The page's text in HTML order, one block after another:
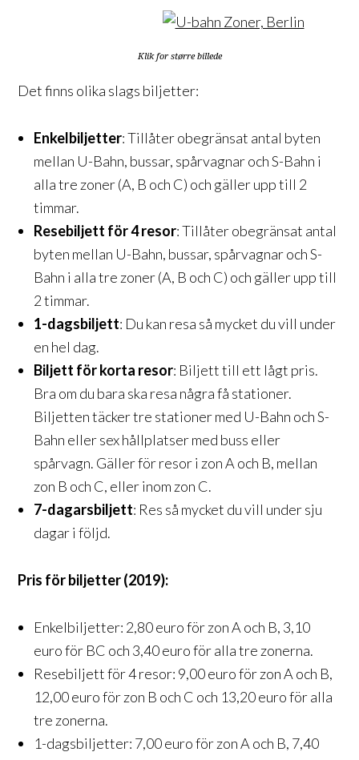
Klik for større billede
Det finns olika slags biljetter:
Enkelbiljetter: Tillåter obegränsat antal byten
mellan U-Bahn, bussar, spårvagnar och S-Bahn i
alla tre zoner (A, B och C) och gäller upp till 2
timmar.
Resebiljett för 4 resor: Tillåter obegränsat antal
byten mellan U-Bahn, bussar, spårvagnar och S-
Bahn i alla tre zoner (A, B och C) och gäller upp till
2 timmar.
1-dagsbiljett: Du kan resa så mycket du vill under
en hel dag.
Biljett för korta resor: Biljett till ett lågt pris.
Bra om du bara ska resa några få stationer.
Biljetten täcker tre stationer med U-Bahn och S-
Bahn eller sex hållplatser med buss eller
spårvagn. Gäller för resor i zon A och B, mellan
zon B och C, eller inom zon C.
7-dagarsbiljett: Res så mycket du vill under sju
dagar i följd.
Pris för biljetter (2019):
Enkelbiljetter: 2,80 euro för zon A och B, 3,10
euro för BC och 3,40 euro för alla tre zonerna.
Resebiljett för 4 resor: 9,00 euro för zon A och B,
12,00 euro för zon B och C och 13,20 euro för alla
tre zonerna.
1-dagsbiljetter: 7,00 euro för zon A och B, 7,40